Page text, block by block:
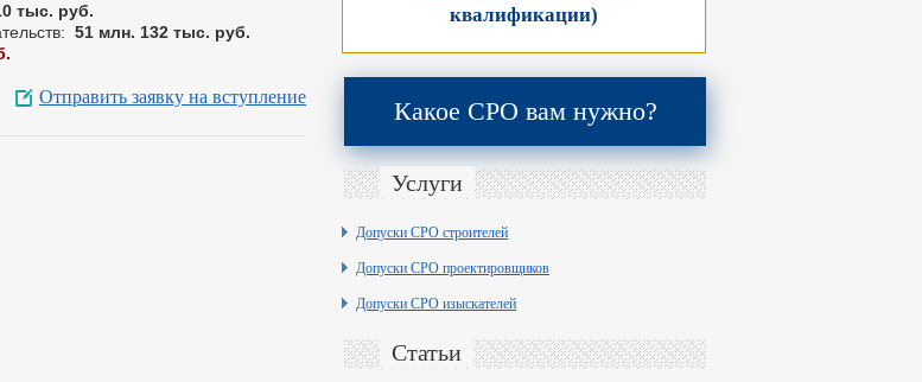
тыс. руб.
51 млн. 132 тыс. руб.
Отправить заявку на вступление
квалификации)
Какое СРО вам нужно?
Услуги
Допуски СРО строителей
Допуски СРО проектировщиков
Допуски СРО изыскателей
Статьи